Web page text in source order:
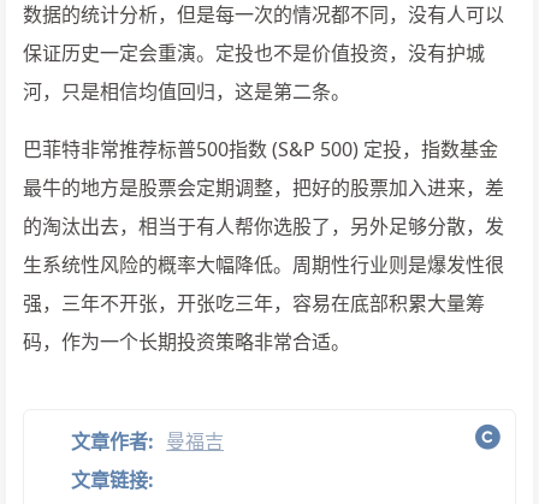
数据的统计分析，但是每一次的情况都不同，没有人可以
保证历史一定会重演。定投也不是价值投资，没有护城
河，只是相信均值回归，这是第二条。
巴菲特非常推荐标普500指数 (S&P 500) 定投，指数基金
最牛的地方是股票会定期调整，把好的股票加入进来，差
的淘汰出去，相当于有人帮你选股了，另外足够分散，发
生系统性风险的概率大幅降低。周期性行业则是爆发性很
强，三年不开张，开张吃三年，容易在底部积累大量筹
码，作为一个长期投资策略非常合适。
文章作者: 曼福吉
文章链接: